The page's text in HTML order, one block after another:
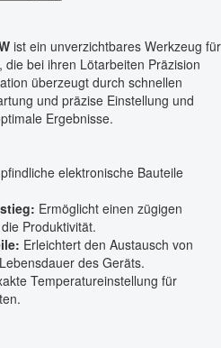
ist ein unverzichtbares Werkzeug für
bei ihren Lötarbeiten Präzision
überzeugt durch schnellen
und präzise Einstellung und
Ergebnisse.
elektronische Bauteile
Ermöglicht einen zügigen
Produktivität.
Erleichtert den Austausch von
des Geräts.
Temperatureinstellung für